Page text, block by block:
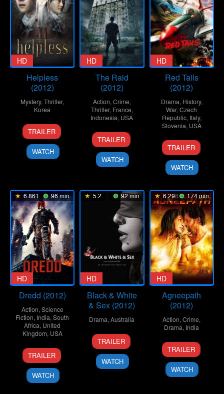
HD
Helpless
(2012)
Mystery,Thriller,
Korea
8
Mar
2012
Byun
Young-
joo
TRAILER
WATCH
HD
The Raid
(2012)
Action, Crime,
Thriller, France,
Indonesia, USA
22
Mar
2012
Gareth
Evans
TRAILER
WATCH
HD
Red Tails
(2012)
Drama, History,
War,Czech
Republic, Italy,
Slovenia, USA
19
Jan
2012
Anthony
Hemingway
TRAILER
WATCH
6.861 96 min
HD
Dredd (2012)
Action,Science
Fiction, India,South
Africa, United
Kingdom, USA
7
Sep
2012
Vinca
Cox
TRAILER
WATCH
5.2 92 min
HD
Black & White
& Sex (2012)
Drama,Australia
27
Jan
2012
John
Winter
TRAILER
WATCH
6.296 174 min
HD
Agneepath
(2012)
Action,Crime,
Drama, India
25
Jan
2012
Karan
Malhotra
TRAILER
WATCH